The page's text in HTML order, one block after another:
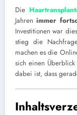
Die
Jahrenimmer
Investitionen war
stieg die
machen es die
sich einen
dabei ist, dass